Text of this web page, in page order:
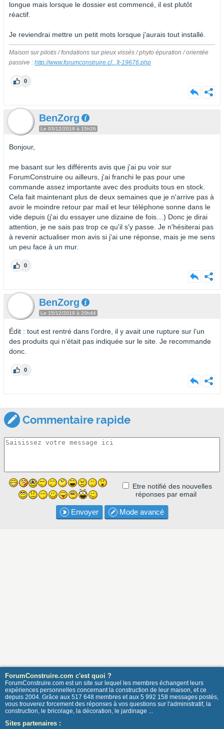
longue mais lorsque le dossier est commencé, il est plutôt
réactif.
Je reviendrai mettre un petit mots lorsque j'aurais tout installé.
Maison sur pilotis / fondations sur pieux vissés / phyto épuration / orientée
passive : http://www.forumconstruire.c[...]t-19676.php
0
BenZorg
Le 03/12/2019 à 15h26
Bonjour,
me basant sur les différents avis que j'ai pu voir sur
ForumConstruire ou ailleurs, j'ai franchi le pas pour une
commande assez importante avec des produits tous en stock.
Cela fait maintenant plus de deux semaines que je n'arrive pas à
avoir le moindre retour par mail et leur téléphone sonne dans le
vide depuis (j'ai du essayer une dizaine de fois…) Donc je dirai
attention, je ne sais pas trop ce qu'il s'y passe. Je n'hésiterai pas
à revenir actualiser mon avis si j'ai une réponse, mais je me sens
un peu face à un mur.
0
BenZorg
Le 15/12/2019 à 20h44
Édit : tout est rentré dans l’ordre, il y avait une rupture sur l’un
des produits qui n’était pas indiquée sur le site. Je recommande
donc.
0
Commentaire rapide
Etre notifié des nouvelles
réponses par email
Envoyer Mode avancé
ForumConstruire.com c'est quoi ?
ForumConstruire.com est un site sur lequel les membres échangent leurs
expériences personnelles concernant la construction de leur maison, et ce
depuis 2004. Grâce aux 517 648 membres et aux 5 992 158 messages postés,
vous trouverez forcement des réponses à vos questions sur l'administratif, la
construction, le bricolage, la décoration, le jardinage ...
Sites partenaires :